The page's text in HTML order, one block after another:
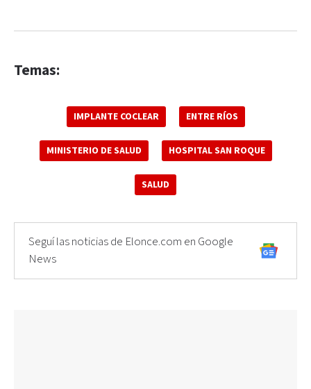
Temas:
IMPLANTE COCLEAR ENTRE RÍOS
MINISTERIO DE SALUD HOSPITAL SAN ROQUE
SALUD
Seguí las noticias de Elonce.com en Google
News